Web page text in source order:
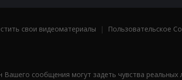
свои видеоматериалы | Пользовательское
сообщения могут задеть чувства реальных